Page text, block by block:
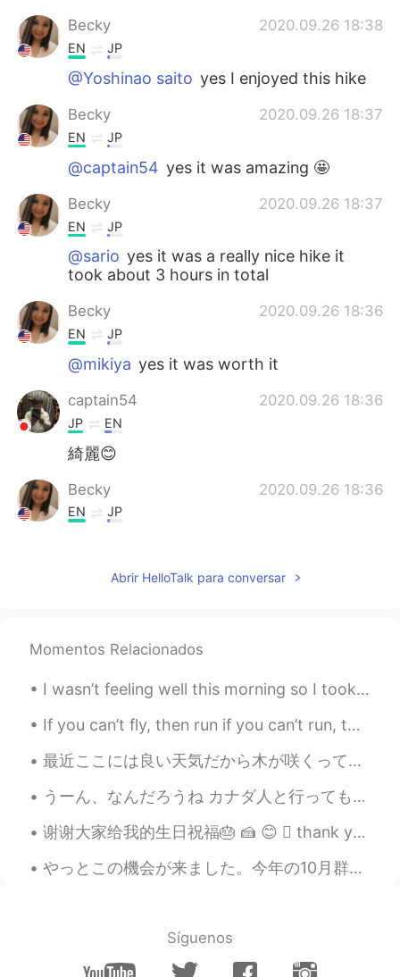
Becky 2020.09.26 18:38
EN JP
@Yoshinao saito yes I enjoyed this hike
Becky 2020.09.26 18:37
EN JP
@captain54 yes it was amazing 🤩
Becky 2020.09.26 18:37
EN JP
@sario yes it was a really nice hike it
took about 3 hours in total
Becky 2020.09.26 18:36
EN JP
@mikiya yes it was worth it
captain54 2020.09.26 18:36
JP EN
綺麗😊
Becky 2020.09.26 18:36
EN JP
2020.09.26 17:01
you take time to go there ?
Mai 2020.09.26 16:55
So bountiful view.⛰
2020.09.26 16:52
JP EN
Nice view.
Yoshinao saito 2020.09.26 16:47
Abrir HelloTalk para conversar
Momentos Relacionados
I wasn’t feeling well this morning so I took a sick day. I decided to go for a walk. Fresh air al...
If you can’t fly, then run if you can’t run, then walk if you can’t walk, then crawl but whatever...
最近ここには良い天気だから木が咲くって始めてる Lately here, the weather has been nice so trees are starting to blossom ...
うーん、なんだろうね カナダ人と行っても、100%中華の血が流れてる人が多いんですよ…外国人＝白人の考え方がすごく古いし、その人に対しても失礼ですよ？ その上に、やっぱり信じがたいから、もう一回...
谢谢大家给我的生日祝福🎂 🍰 😊  thank you everyone for my birthday messages😇🎉🎁 I thought it would be fitting ...
やっとこの機会が来ました。今年の10月群馬県で英語教師になることになりました。応援してくれる方たくさん居てすごく感謝してます。ありがとうございました。これから日本でALTの仕事を頑張って私の住ん...
Síguenos